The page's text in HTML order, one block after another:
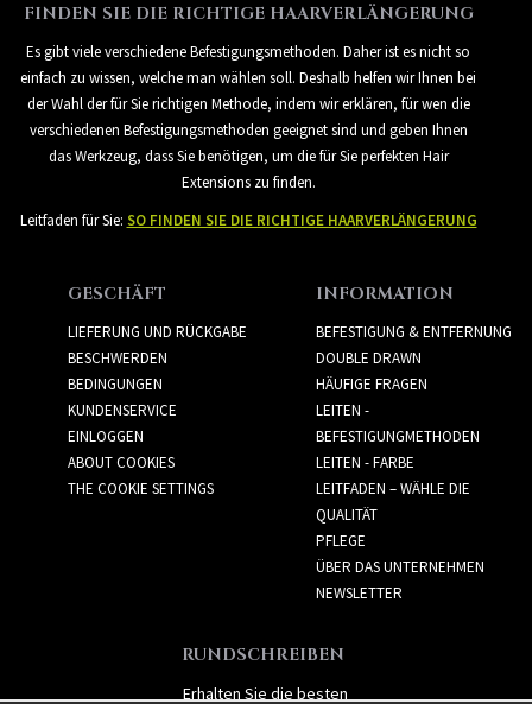
FINDEN SIE DIE RICHTIGE HAARVERLÄNGERUNG
Es gibt viele verschiedene Befestigungsmethoden. Daher ist es nicht so
einfach zu wissen, welche man wählen soll. Deshalb helfen wir Ihnen bei
der Wahl der für Sie richtigen Methode, indem wir erklären, für wen die
verschiedenen Befestigungsmethoden geeignet sind und geben Ihnen
das Werkzeug, dass Sie benötigen, um die für Sie perfekten Hair
Extensions zu finden.
Leitfaden für Sie: SO FINDEN SIE DIE RICHTIGE HAARVERLÄNGERUNG
GESCHÄFT
LIEFERUNG UND RÜCKGABE
BESCHWERDEN
BEDINGUNGEN
KUNDENSERVICE
EINLOGGEN
ABOUT COOKIES
THE COOKIE SETTINGS
INFORMATION
BEFESTIGUNG & ENTFERNUNG
DOUBLE DRAWN
HÄUFIGE FRAGEN
LEITEN -
BEFESTIGUNGMETHODEN
LEITEN - FARBE
LEITFADEN – WÄHLE DIE
QUALITÄT
PFLEGE
ÜBER DAS UNTERNEHMEN
NEWSLETTER
RUNDSCHREIBEN
Erhalten Sie die besten